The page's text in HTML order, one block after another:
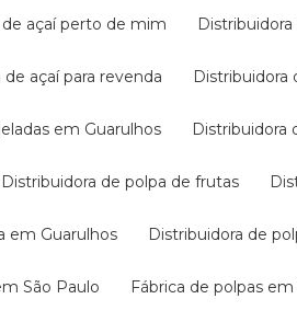
de açaí perto de mim
de açaí para revenda
em Guarulhos
Distribuidora de polpa de frutas
em Guarulhos Distribuidora de
São Paulo Fábrica de polpas